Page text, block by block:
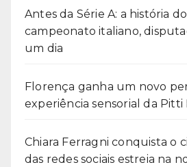
Antes da Série A: a história
campeonato italiano,
um dia
Florença ganha um novo
experiência sensorial da Pitti
Chiara Ferragni conquista o
das redes sociais estreia na